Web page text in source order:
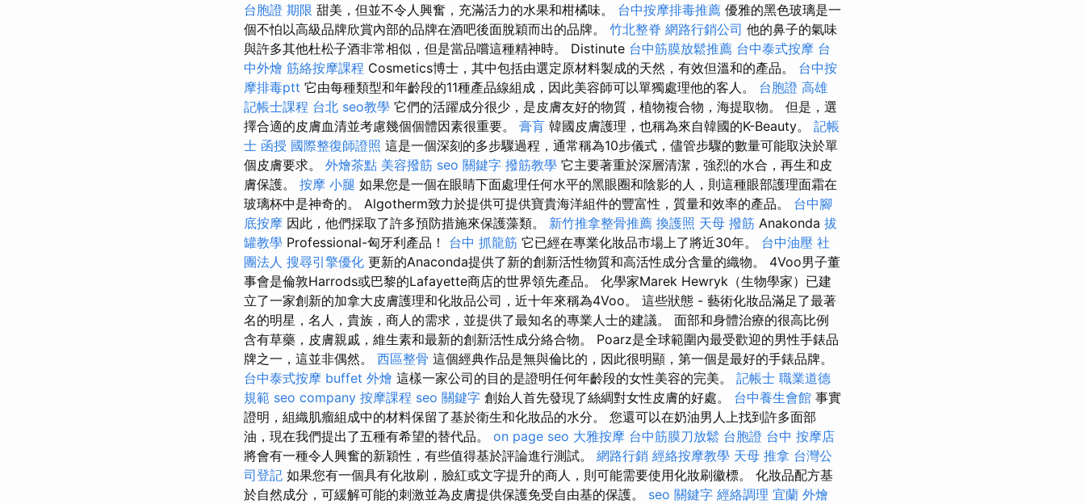
台胞證 期限 甜美，但並不令人興奮，充滿活力的水果和柑橘味。 台中按摩排毒推薦 優雅的黑色玻璃是一
個不怕以高級品牌欣賞內部的品牌在酒吧後面脫穎而出的品牌。 竹北整脊 網路行銷公司 他的鼻子的氣味
與許多其他杜松子酒非常相似，但是當品嚐這種精神時。 Distinute 台中筋膜放鬆推薦 台中泰式按摩 台
中外燴 筋絡按摩課程 Cosmetics博士，其中包括由選定原材料製成的天然，有效但溫和的產品。 台中按
摩排毒ptt 它由每種類型和年齡段的11種產品線組成，因此美容師可以單獨處理他的客人。 台胞證 高雄
記帳士課程 台北 seo教學 它們的活躍成分很少，是皮膚友好的物質，植物複合物，海提取物。 但是，選
擇合適的皮膚血清並考慮幾個個體因素很重要。 膏肓 韓國皮膚護理，也稱為來自韓國的K-Beauty。 記帳
士 函授 國際整復師證照 這是一個深刻的多步驟過程，通常稱為10步儀式，儘管步驟的數量可能取決於單
個皮膚要求。 外燴茶點 美容撥筋 seo 關鍵字 撥筋教學 它主要著重於深層清潔，強烈的水合，再生和皮
膚保護。 按摩 小腿 如果您是一個在眼睛下面處理任何水平的黑眼圈和陰影的人，則這種眼部護理面霜在
玻璃杯中是神奇的。 Algotherm致力於提供可提供寶貴海洋組件的豐富性，質量和效率的產品。 台中腳
底按摩 因此，他們採取了許多預防措施來保護藻類。 新竹推拿整骨推薦 換護照 天母 撥筋 Anakonda 拔
罐教學 Professional-匈牙利產品！ 台中 抓龍筋 它已經在專業化妝品市場上了將近30年。 台中油壓 社
團法人 搜尋引擎優化 更新的Anaconda提供了新的創新活性物質和高活性成分含量的織物。 4Voo男子董
事會是倫敦Harrods或巴黎的Lafayette商店的世界領先產品。 化學家Marek Hewryk（生物學家）已建
立了一家創新的加拿大皮膚護理和化妝品公司，近十年來稱為4Voo。 這些狀態 - 藝術化妝品滿足了最著
名的明星，名人，貴族，商人的需求，並提供了最知名的專業人士的建議。 面部和身體治療的很高比例
含有草藥，皮膚親戚，維生素和最新的創新活性成分絡合物。 Poarz是全球範圍內最受歡迎的男性手錶品
牌之一，這並非偶然。 西區整骨 這個經典作品是無與倫比的，因此很明顯，第一個是最好的手錶品牌。
台中泰式按摩 buffet 外燴 這樣一家公司的目的是證明任何年齡段的女性美容的完美。 記帳士 職業道德
規範 seo company 按摩課程 seo 關鍵字 創始人首先發現了絲綢對女性皮膚的好處。 台中養生會館 事實
證明，組織肌瘤組成中的材料保留了基於衛生和化妝品的水分。 您還可以在奶油男人上找到許多面部
油，現在我們提出了五種有希望的替代品。 on page seo 大雅按摩 台中筋膜刀放鬆 台胞證 台中 按摩店
將會有一種令人興奮的新穎性，有些值得基於評論進行測試。 網路行銷 經絡按摩教學 天母 推拿 台灣公
司登記 如果您有一個具有化妝刷，臉紅或文字提升的商人，則可能需要使用化妝刷徽標。 化妝品配方基
於自然成分，可緩解可能的刺激並為皮膚提供保護免受自由基的保護。 seo 關鍵字 經絡調理 宜蘭 外燴